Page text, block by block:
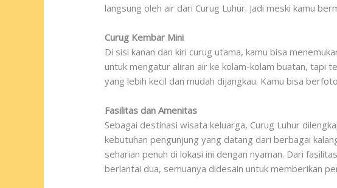
langsung oleh air dari Curug Luhur. Jadi meski kamu
Curug Kembar Mini
Di sisi kanan dan kiri curug utama, kamu bisa
untuk mengatur aliran air ke kolam-kolam buatan, tapi
yang lebih kecil dan mudah dijangkau. Kamu bisa
Fasilitas dan Amenitas
Sebagai destinasi wisata keluarga, Curug Luhur
kebutuhan pengunjung yang datang dari berbagai
seharian penuh di lokasi ini dengan nyaman. Dari
berlantai dua, semuanya didesain untuk memberikan